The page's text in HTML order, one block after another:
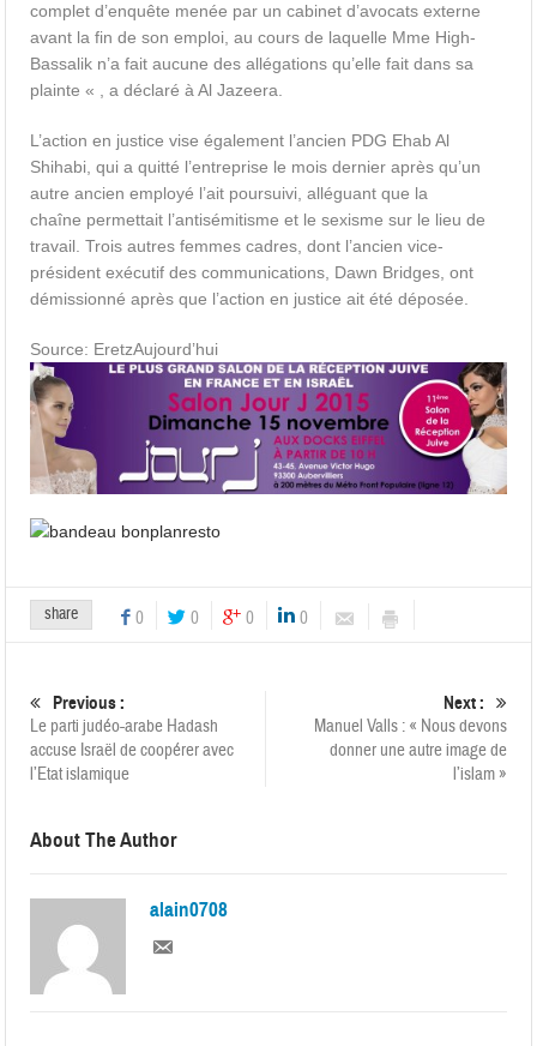
complet d’enquête menée par un cabinet d’avocats externe
avant la fin de son emploi, au cours de laquelle Mme High-
Bassalik n’a fait aucune des allégations qu’elle fait dans sa
plainte « , a déclaré à Al Jazeera.
L’action en justice vise également l’ancien PDG Ehab Al
Shihabi, qui a quitté l’entreprise le mois dernier après qu’un
autre ancien employé l’ait poursuivi, alléguant que la
chaîne permettait l’antisémitisme et le sexisme sur le lieu de
travail. Trois autres femmes cadres, dont l’ancien vice-
président exécutif des communications, Dawn Bridges, ont
démissionné après que l’action en justice ait été déposée.
Source: EretzAujourd’hui
share 0 0 0 0
Previous :
Le parti judéo-arabe Hadash
accuse Israël de coopérer avec
l’Etat islamique
Next :
Manuel Valls : « Nous devons
donner une autre image de
l’islam »
About The Author
alain0708